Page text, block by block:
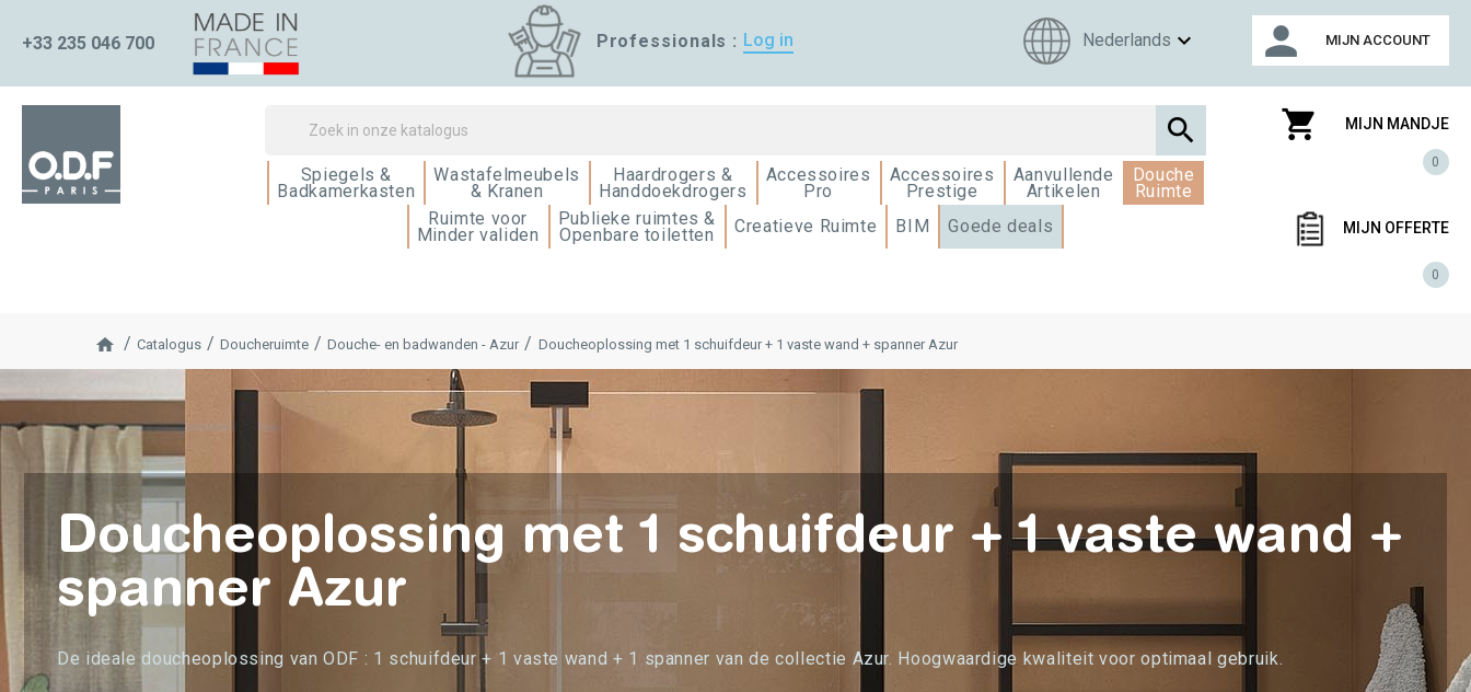
+33 235 046 700 Professionals : Log in Nederlands expand_more person MIJN ACCOUNT

Spiegels &
Badkamerkasten
Wastafelmeubels
& Kranen
Haardrogers &
Handdoekdrogers
Accessoires
Pro
Accessoires
Prestige
Aanvullende
Artikelen
Douche
Ruimte
Ruimte voor
Minder validen
Publieke ruimtes &
Openbare toiletten Creatieve Ruimte BIM Goede deals
shopping_cart MIJN MANDJE
0
MIJN OFFERTE
0
Catalogus Doucheruimte Douche- en badwanden - Azur Doucheoplossing met 1 schuifdeur + 1 vaste wand + spanner Azur
Doucheoplossing met 1 schuifdeur + 1 vaste wand +
spanner Azur
De ideale doucheoplossing van ODF : 1 schuifdeur + 1 vaste wand + 1 spanner van de collectie Azur. Hoogwaardige kwaliteit voor optimaal gebruik.